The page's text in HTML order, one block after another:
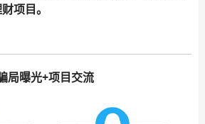
项目。
局曝光+项目交流